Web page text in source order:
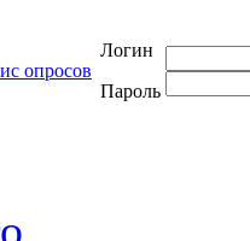
Логин
Пароль